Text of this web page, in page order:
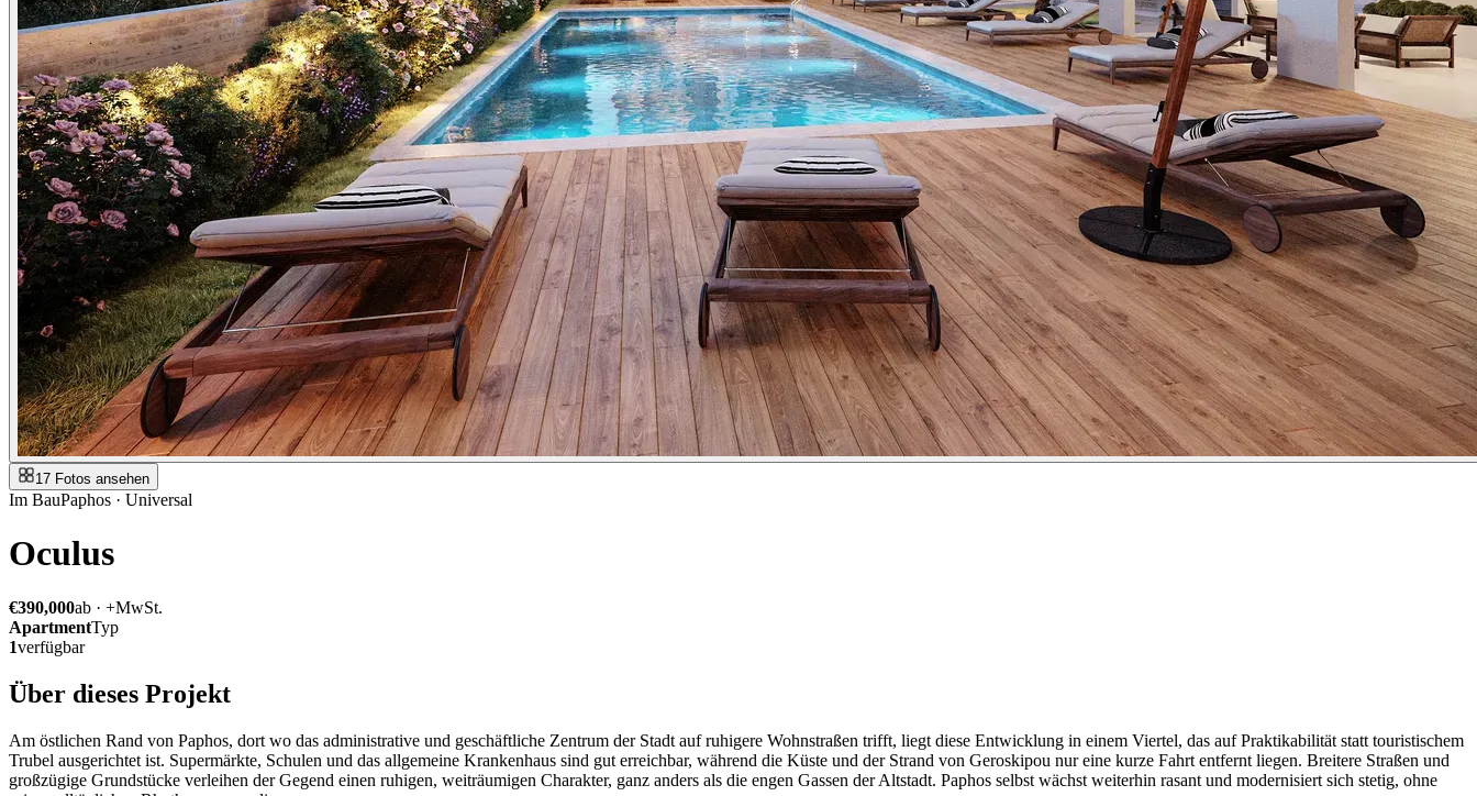
17 Fotos ansehen
Im BauPaphos · Universal
Oculus
€390,000ab · +MwSt.
ApartmentTyp
1verfügbar
Über dieses Projekt
Am östlichen Rand von Paphos, dort wo das administrative und geschäftliche Zentrum der Stadt auf ruhigere Wohnstraßen trifft, liegt diese Entwicklung in einem Viertel, das auf Praktikabilität statt touristischem
Trubel ausgerichtet ist. Supermärkte, Schulen und das allgemeine Krankenhaus sind gut erreichbar, während die Küste und der Strand von Geroskipou nur eine kurze Fahrt entfernt liegen. Breitere Straßen und
großzügige Grundstücke verleihen der Gegend einen ruhigen, weiträumigen Charakter, ganz anders als die engen Gassen der Altstadt. Paphos selbst wächst weiterhin rasant und modernisiert sich stetig, ohne